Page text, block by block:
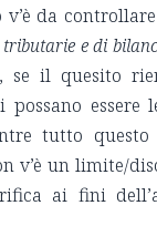
da
tributarie e di
se il quesito
essere
tutto
v’è un limite/
ai fini